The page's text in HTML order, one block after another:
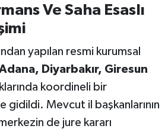
Ve Saha Esaslı
yapılan resmi kurumsal
Diyarbakır, Giresun
koordineli bir
gidildi. Mevcut il başkanlarının
de jure kararı